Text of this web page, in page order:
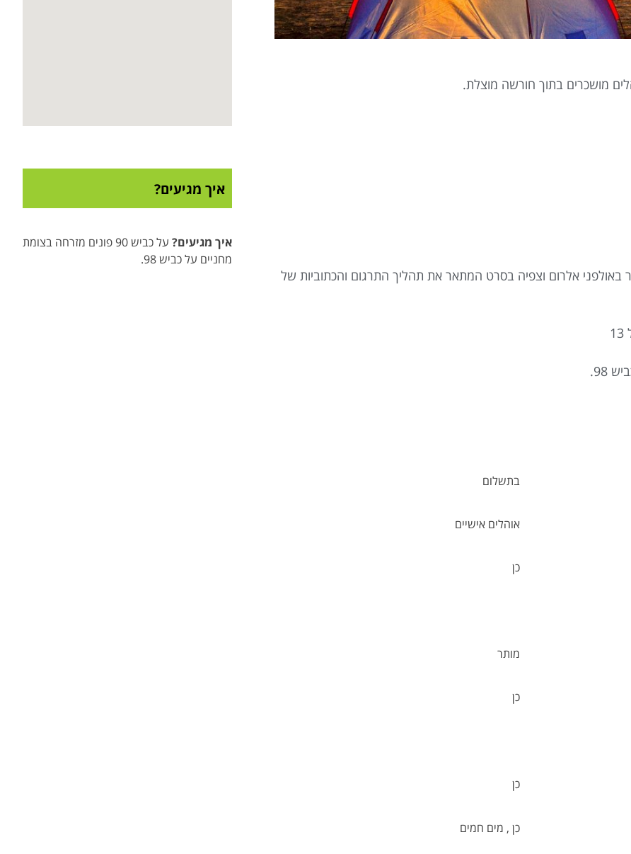
מושכרים בתוך חורשה מוצלת.
באולפני אלרום וצפיה בסרט המתאר את תהליך התרגום והכתוביות של
בתשלום
אוהלים אישיים
כן
מותר
כן
כן
כן , מים חמים
איך מגיעים?
איך מגיעים?
על כביש 90 פונים מזרחה בצומת
מחניים על כביש 98.